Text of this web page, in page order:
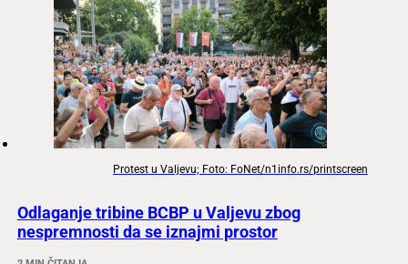
Protest u Valjevu; Foto: FoNet/n1info.rs/printscreen
Odlaganje tribine BCBP u Valjevu zbog
nespremnosti da se iznajmi prostor